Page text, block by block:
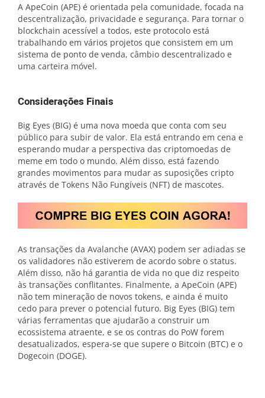
A ApeCoin (APE) é orientada pela comunidade, focada na
descentralização, privacidade e segurança. Para tornar o
blockchain acessível a todos, este protocolo está
trabalhando em vários projetos que consistem em um
sistema de ponto de venda, câmbio descentralizado e
uma carteira móvel.
Considerações Finais
Big Eyes (BIG) é uma nova moeda que conta com seu
público para subir de valor. Ela está entrando em cena e
esperando mudar a perspectiva das criptomoedas de
meme em todo o mundo. Além disso, está fazendo
grandes movimentos para mudar as suposições cripto
através de Tokens Não Fungíveis (NFT) de mascotes.
As transações da Avalanche (AVAX) podem ser adiadas se
os validadores não estiverem de acordo sobre o status.
Além disso, não há garantia de vida no que diz respeito
às transações conflitantes. Finalmente, a ApeCoin (APE)
não tem mineração de novos tokens, e ainda é muito
cedo para prever o potencial futuro. Big Eyes (BIG) tem
várias ferramentas que ajudarão a construir um
ecossistema atraente, e se os contras do PoW forem
desatualizados, espera-se que supere o Bitcoin (BTC) e o
Dogecoin (DOGE).